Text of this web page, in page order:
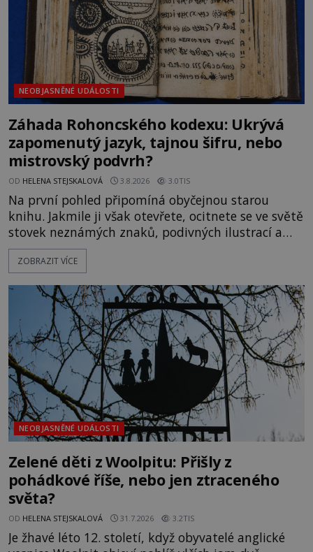
NEOBJASNĚNÉ UDÁLOSTI
Záhada Rohoncského kodexu: Ukrývá
zapomenutý jazyk, tajnou šifru, nebo
mistrovský podvrh?
OD HELENA STEJSKALOVÁ 3.8.2026 3.0TIS
Na první pohled připomíná obyčejnou starou
knihu. Jakmile ji však otevřete, ocitnete se ve světě
stovek neznámých znaků, podivných ilustrací a
textu, který už téměř dvě století vzdoruje všem
pokusům o rozluštění. Rohoncský kodex patří mezi
jistotou neví, kdo jej napsal, kdy vznikl ani co
vlastně vypráví. Rohoncský kodex se poprvé
objevuje v roce
ZOBRAZIT VÍCE
NEOBJASNĚNÉ UDÁLOSTI
Zelené děti z Woolpitu: Přišly z
pohádkové říše, nebo jen ztraceného
světa?
OD HELENA STEJSKALOVÁ 31.7.2026 3.2TIS
Je žhavé léto 12. století, když obyvatelé anglické